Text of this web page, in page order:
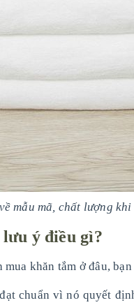
mẫu mã, chất lượng
ý điều gì?
khăn tắm ở đâu,
chuẩn vì nó quyết